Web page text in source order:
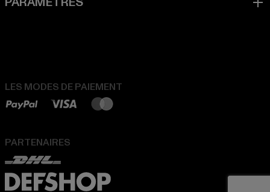
LES MODES DE PAIEMENT
PARTENAIRES